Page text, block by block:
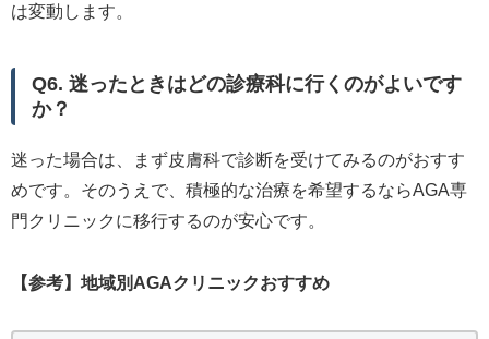
は変動します。
Q6. 迷ったときはどの診療科に行くのがよいです
か？
迷った場合は、まず皮膚科で診断を受けてみるのがおすす
めです。そのうえで、積極的な治療を希望するならAGA専
門クリニックに移行するのが安心です。
【参考】地域別AGAクリニックおすすめ